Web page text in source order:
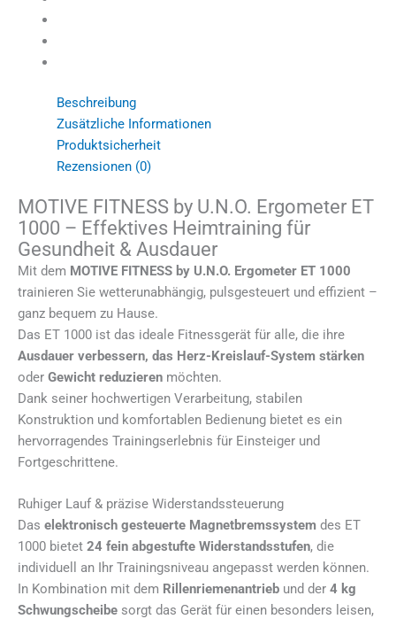
Beschreibung
Zusätzliche Informationen
Produktsicherheit
Rezensionen (0)
MOTIVE FITNESS by U.N.O. Ergometer ET
1000 – Effektives Heimtraining für
Gesundheit & Ausdauer
Mit dem MOTIVE FITNESS by U.N.O. Ergometer ET 1000
trainieren Sie wetterunabhängig, pulsgesteuert und effizient –
ganz bequem zu Hause.
Das ET 1000 ist das ideale Fitnessgerät für alle, die ihre
Ausdauer verbessern, das Herz-Kreislauf-System stärken
oder Gewicht reduzieren möchten.
Dank seiner hochwertigen Verarbeitung, stabilen
Konstruktion und komfortablen Bedienung bietet es ein
hervorragendes Trainingserlebnis für Einsteiger und
Fortgeschrittene.
Ruhiger Lauf & präzise Widerstandssteuerung
Das elektronisch gesteuerte Magnetbremssystem des ET
1000 bietet 24 fein abgestufte Widerstandsstufen, die
individuell an Ihr Trainingsniveau angepasst werden können.
In Kombination mit dem Rillenriemenantrieb und der 4 kg
Schwungscheibe sorgt das Gerät für einen besonders leisen,